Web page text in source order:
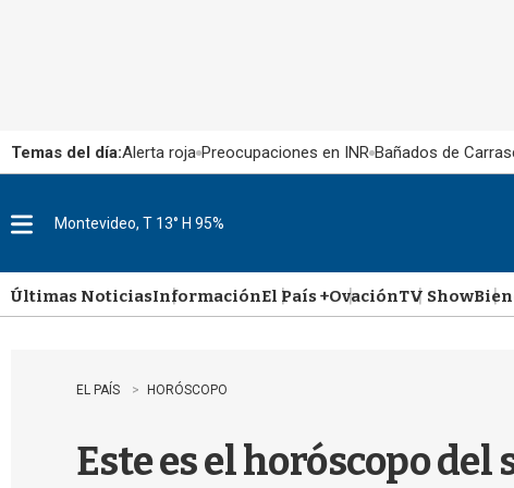
Temas del día:Alerta roja Preocupaciones en INR Bañados de
u
Montevideo, T 13° H 95%
Últimas NoticiasInformaciónEl País +OvaciónTV Show
EL PAÍS HORÓSCOPO
Este es el horóscopo del